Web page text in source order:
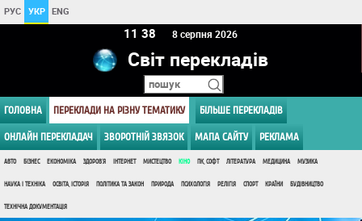
РУС УКР ENG
11:38 8 серпня 2026
Світ перекладів
ГОЛОВНА ПЕРЕКЛАДИ НА РІЗНУ ТЕМАТИКУ БІЛЬШЕ ПЕРЕКЛАДІВ
ОНЛАЙН ПЕРЕКЛАДАЧ ЗВОРОТНІЙ ЗВЯЗОК МАПА САЙТУ РЕКЛАМА
АВТО БІЗНЕС ЕКОНОМІКА ЗДОРОВ'Я ІНТЕРНЕТ МИСТЕЦТВО КІНО ПК, СОФТ ЛІТЕРАТУРА МЕДИЦИНА МУЗИКА
НАУКА І ТЕХНІКА ОСВІТА, ІСТОРІЯ ПОЛІТИКА ТА ЗАКОН ПРИРОДА ПСИХОЛОГІЯ РЕЛІГІЯ СПОРТ КРАЇНИ БУДІВНИЦТВО
ТЕХНІЧНА ДОКУМЕНТАЦІЯ